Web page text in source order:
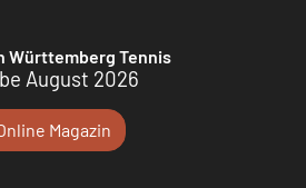
Württemberg Tennis
August 2026
Magazin